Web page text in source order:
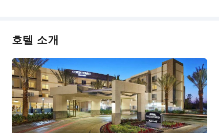
구급상자
공용 구역 CCTV
소화기
연기 감지기
장애인 편의 시설
셀프 주차장 완비
호텔 소개